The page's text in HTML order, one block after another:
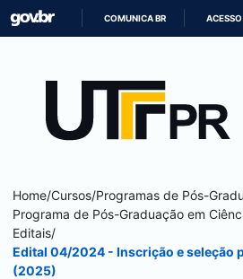
COMUNICA BR
Home/Cursos/Programas de Pós-
Programa de Pós-Graduação em
Editais/
Edital 04/2024 - Inscrição e seleção
(2025)